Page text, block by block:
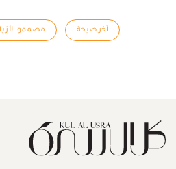
آخر صيحة مصممو